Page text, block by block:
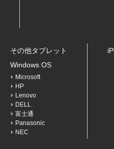
その他タブレット
Windows OS
Microsoft
HP
Lenovo
DELL
富士通
Panasonic
NEC